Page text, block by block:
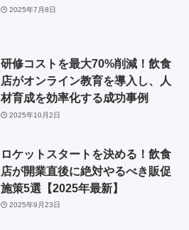
2025年7月8日
研修コストを最大70%削減！飲食
店がオンライン教育を導入し、人
材育成を効率化する成功事例
2025年10月2日
ロケットスタートを決める！飲食
店が開業直後に絶対やるべき販促
施策5選【2025年最新】
2025年9月23日